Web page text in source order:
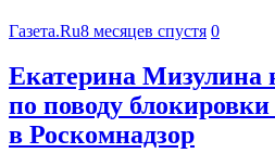
Газета.Ru8 месяцев спустя 0
Екатерина Мизулина
по поводу
в Роскомнадзор